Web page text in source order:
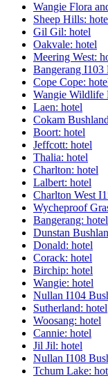
Wangie Flora
Sheep Hills:
Gil Gil: hotel
Oakvale: hotel
Meering West:
Bangerang I103
Cope Cope:
Wangie Wildlife
Laen: hotel
Cokam
Boort: hotel
Jeffcott: hotel
Thalia: hotel
Charlton: hotel
Lalbert: hotel
Charlton West
Wycheproof
Bangerang: hotel
Dunstan
Donald: hotel
Corack: hotel
Birchip: hotel
Wangie: hotel
Nullan I104
Sutherland: hotel
Woosang: hotel
Cannie: hotel
Jil Jil: hotel
Nullan I108
Tchum Lake: